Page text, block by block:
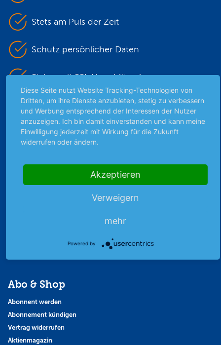
Stets am Puls der Zeit
Schutz persönlicher Daten
Sicher mit SSL-Verschlüsselung
Highlights
Archiv
Börsenbericht
Börsennews
Abo & Shop
Abonnent werden
Abonnement kündigen
Vertrag widerrufen
Aktienmagazin
Diese Seite nutzt Website Tracking-Technologien von
Dritten, um ihre Dienste anzubieten, stetig zu verbessern
und Werbung entsprechend der Interessen der Nutzer
anzuzeigen. Ich bin damit einverstanden und kann meine
Einwilligung jederzeit mit Wirkung für die Zukunft
widerrufen oder ändern.
Akzeptieren
Verweigern
mehr
Powered by